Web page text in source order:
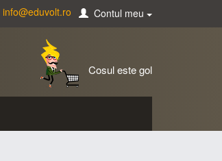
info@eduvolt.ro Contul meu
Cosul este gol